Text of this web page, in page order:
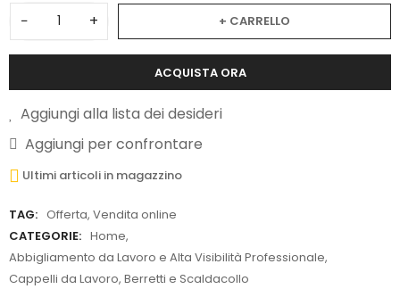
− + + CARRELLO
ACQUISTA ORA
Aggiungi alla lista dei desideri
Aggiungi per confrontare
Ultimi articoli in magazzino
TAG: Offerta, Vendita online
CATEGORIE: Home,
Abbigliamento da Lavoro e Alta Visibilità Professionale,
Cappelli da Lavoro, Berretti e Scaldacollo